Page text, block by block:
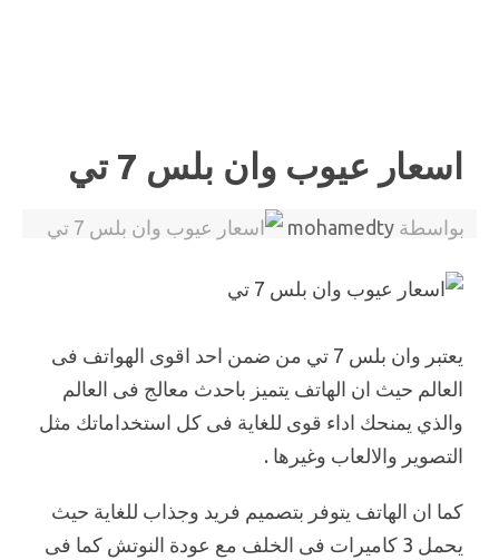
اسعار عيوب وان بلس 7 تي
بواسطة mohamedty
يعتبر وان بلس 7 تي من ضمن احد اقوى الهواتف فى
العالم حيث ان الهاتف يتميز باحدث معالج فى العالم
والذي يمنحك اداء قوى للغاية فى كل استخداماتك مثل
التصوير والالعاب وغيرها .
كما ان الهاتف يتوفر بتصميم فريد وجذاب للغاية حيث
يحمل 3 كاميرات فى الخلف مع عودة النوتش كما فى